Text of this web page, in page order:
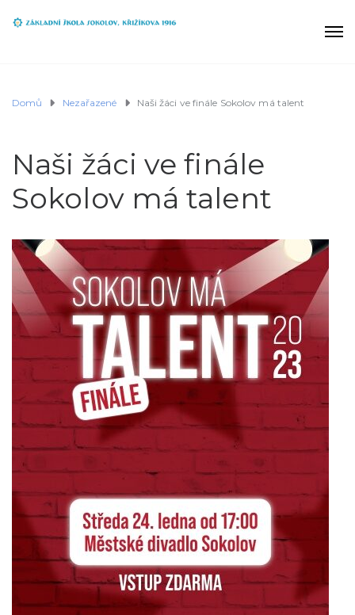
Domů Nezařazené Naši žáci ve finále Sokolov má talent
Naši žáci ve finále
Sokolov má talent